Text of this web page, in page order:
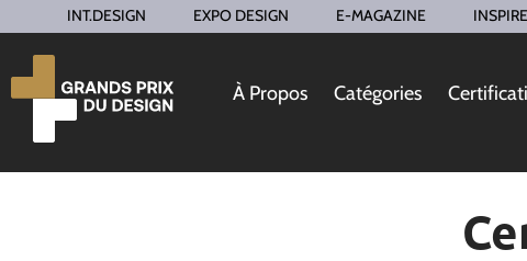
INT.DESIGN EXPO DESIGN E-MAGAZINE
À Propos Catégories